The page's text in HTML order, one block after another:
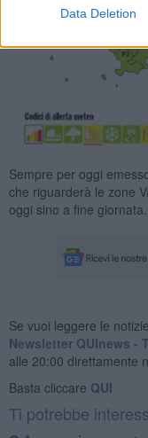
Data Deletion
Sempre per oggi
che riguarderà le zone
oggi sino a fine giornata.
Se vuoi leggere le
Newsletter QUInews -
alle 20:00 direttamente
Basta cliccare QUI
Ti potrebbe